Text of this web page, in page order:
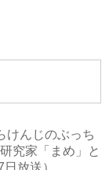
けんじのぶっち
究家「まめ」と
放送）